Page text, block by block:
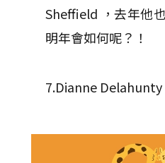
Sheffield ，去年他
明年會如何呢？！
7.Dianne Delahunty